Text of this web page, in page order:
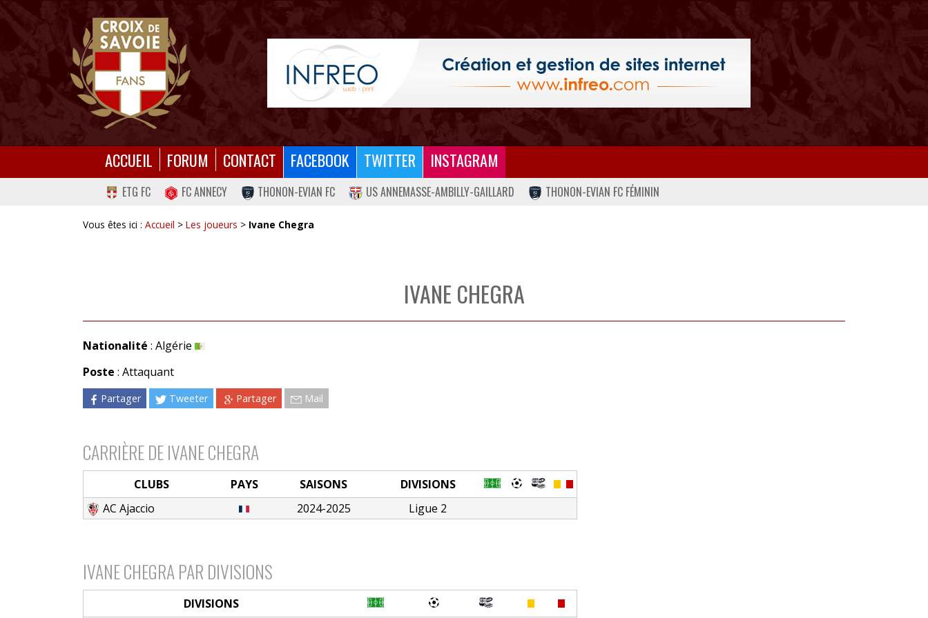
ACCUEIL FORUM CONTACT FACEBOOK TWITTER INSTAGRAM
ETG FC FC ANNECY THONON-EVIAN FC US ANNEMASSE-AMBILLY-GAILLARD THONON-EVIAN FC FÉMININ
Vous êtes ici : Accueil > Les joueurs > Ivane Chegra
IVANE CHEGRA
Nationalité : Algérie
Poste : Attaquant
Partager Tweeter Partager Mail
CARRIÈRE DE IVANE CHEGRA
CLUBS PAYS SAISONS
DIVISIONS
AC Ajaccio
2024-2025 Ligue 2
IVANE CHEGRA PAR DIVISIONS
DIVISIONS